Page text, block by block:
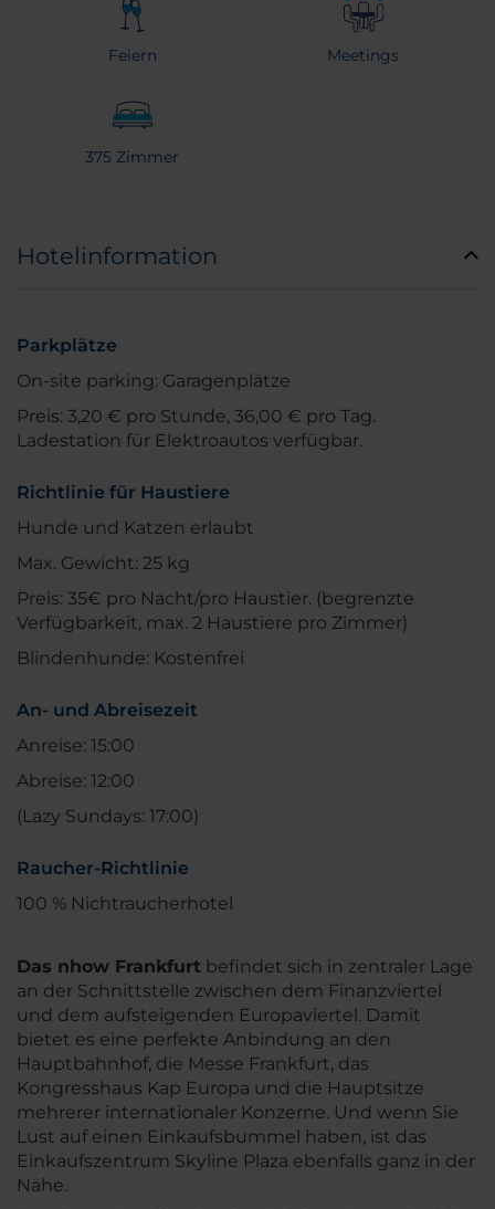
Feiern Meetings
375 Zimmer
Hotelinformation
Parkplätze
On-site parking: Garagenplätze
Preis: 3,20 € pro Stunde, 36,00 € pro Tag.
Ladestation für Elektroautos verfügbar.
Richtlinie für Haustiere
Hunde und Katzen erlaubt
Max. Gewicht: 25 kg
Preis: 35€ pro Nacht/pro Haustier. (begrenzte
Verfügbarkeit, max. 2 Haustiere pro Zimmer)
Blindenhunde: Kostenfrei
An- und Abreisezeit
Anreise: 15:00
Abreise: 12:00
(Lazy Sundays: 17:00)
Raucher-Richtlinie
100 % Nichtraucherhotel
Das nhow Frankfurt befindet sich in zentraler Lage
an der Schnittstelle zwischen dem Finanzviertel
und dem aufsteigenden Europaviertel. Damit
bietet es eine perfekte Anbindung an den
Hauptbahnhof, die Messe Frankfurt, das
Kongresshaus Kap Europa und die Hauptsitze
mehrerer internationaler Konzerne. Und wenn Sie
Lust auf einen Einkaufsbummel haben, ist das
Einkaufszentrum Skyline Plaza ebenfalls ganz in der
Nähe.